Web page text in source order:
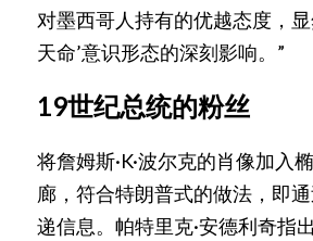
对墨西哥人持有的优越态度，
天命’意识形态的深刻影响。”
19世纪总统的粉丝
将詹姆斯·K·波尔克的肖像加入
廊，符合特朗普式的做法，即
递信息。帕特里克·安德利奇指